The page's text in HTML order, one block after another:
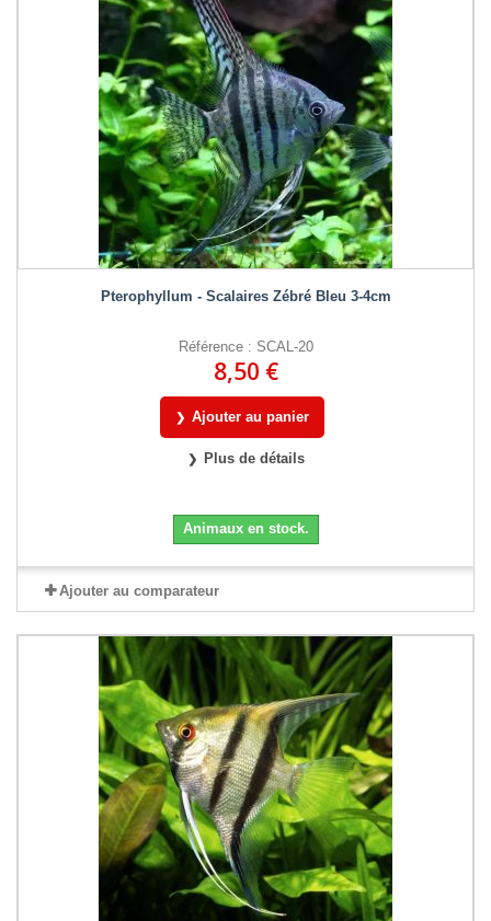
Pterophyllum - Scalaires Zébré Bleu 3-4cm
Référence : SCAL-20
8,50 €
Ajouter au panier
Plus de détails
Animaux en stock.
Ajouter au comparateur